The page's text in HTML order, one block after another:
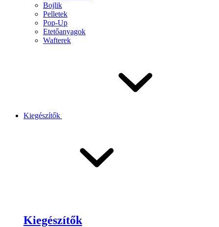
Bojlik
Pelletek
Pop-Up
Etetőanyagok
Wafterek
Kiegészítők
Kiegészítők